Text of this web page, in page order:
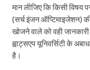
मान लीजिए कि किसी विषय
(सर्च इंजन ऑप्टिमाइजेशन)
खोजने वाले को वही
ह्वाट्सएप यूनिवर्सिटी के
है।